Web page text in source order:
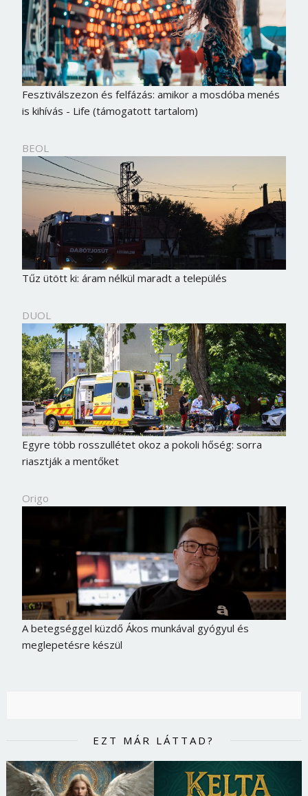
Fesztiválszezon és felfázás: amikor a mosdóba menés
is kihívás - Life (támogatott tartalom)
BEOL
Tűz ütött ki: áram nélkül maradt a település
DUOL
Egyre több rosszullétet okoz a pokoli hőség: sorra
riasztják a mentőket
Origo
A betegséggel küzdő Ákos munkával gyógyul és
meglepetésre készül
EZT MÁR LÁTTAD?
Jelszó
Mégse Bejelentkezés